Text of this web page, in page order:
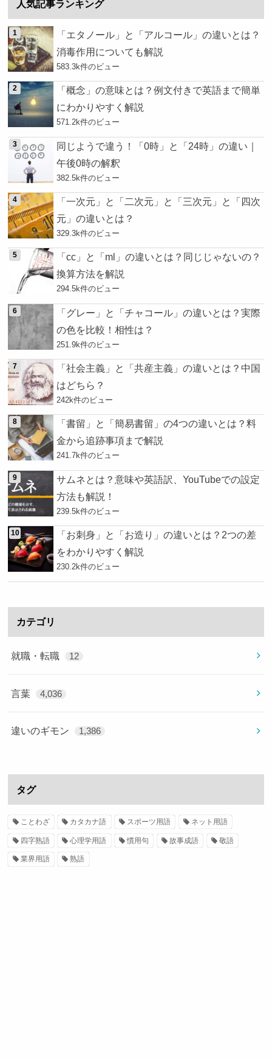
人気記事ランキング
「エタノール」と「アルコール」の違いとは？
消毒作用についても解説
583.3k件のビュー
「概念」の意味とは？例文付きで英語まで簡単
にわかりやすく解説
571.2k件のビュー
同じようで違う！「0時」と「24時」の違い｜
午後0時の解釈
382.5k件のビュー
「一次元」と「二次元」と「三次元」と「四次
元」の違いとは？
329.3k件のビュー
「cc」と「ml」の違いとは？同じじゃないの？
換算方法を解説
294.5k件のビュー
「グレー」と「チャコール」の違いとは？実際
の色を比較！相性は？
251.9k件のビュー
「社会主義」と「共産主義」の違いとは？中国
はどちら？
242k件のビュー
「書留」と「簡易書留」の4つの違いとは？料
金から追跡事項まで解説
241.7k件のビュー
サムネとは？意味や英語訳、YouTubeでの設定
方法も解説！
239.5k件のビュー
「お刺身」と「お造り」の違いとは？2つの差
をわかりやすく解説
230.2k件のビュー
カテゴリ
就職・転職 12
言葉 4,036
違いのギモン 1,386
タグ
ことわざ カタカナ語 スポーツ用語 ネット用語
四字熟語 心理学用語 慣用句 故事成語 敬語
業界用語 熟語